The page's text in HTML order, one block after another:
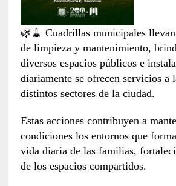
🌿🧹 Cuadrillas municipales
de limpieza y mantenimiento,
diversos espacios públicos e
diariamente se ofrecen servicios a
distintos sectores de la ciudad.
Estas acciones contribuyen a
condiciones los entornos que
vida diaria de las familias,
de los espacios compartidos.